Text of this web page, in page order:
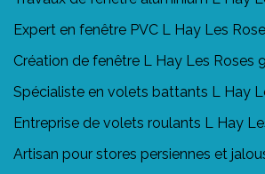
Expert en fenêtre PVC L Hay Les
Création de fenêtre L Hay Les Roses
Spécialiste en volets battants L Hay
Entreprise de volets roulants L Hay
Artisan pour stores persiennes et